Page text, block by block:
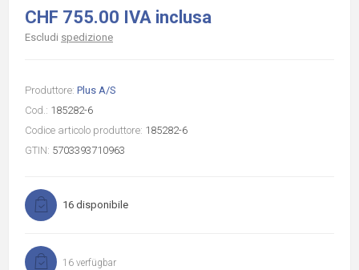
CHF 755.00 IVA inclusa
Escludi spedizione
Produttore: Plus A/S
Cod.: 185282-6
Codice articolo produttore: 185282-6
GTIN: 5703393710963
16 disponibile
16 verfügbar